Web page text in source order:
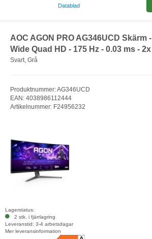
Datablad
AOC AGON PRO AG346UCD Skärm
Wide Quad HD - 175 Hz - 0.03 ms - 2x
Svart, Grå
Produktnummer: AG346UCD
EAN: 4038986112444
Artikelnummer: F24956232
Lagerstatus:
2 stk. i fjärrlagring
Leveranstid: 3-4 arbetsdagar
Mer leveransinformation